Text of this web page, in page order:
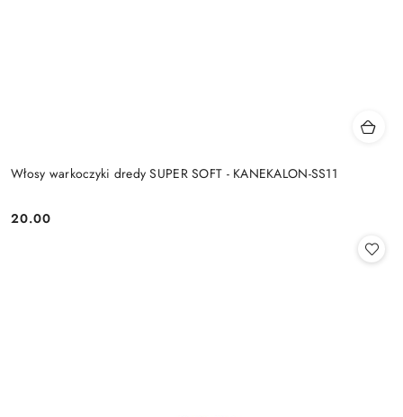
Włosy warkoczyki dredy SUPER SOFT - KANEKALON-SS11
Cena:
20.00